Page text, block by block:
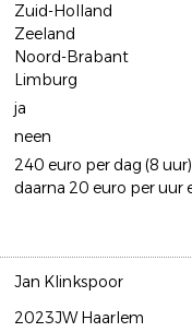
Zuid-Holland
Zeeland
Noord-Brabant
Limburg
ja
neen
240 euro per dag (8
daarna 20 euro per uur
Jan Klinkspoor
2023JW Haarlem